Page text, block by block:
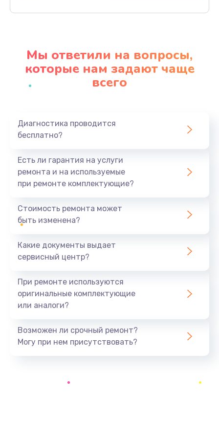
Заказать
Профилактическая чистка
Заказать
1440 руб.
Ремонт южного моста
Замена батарейки BIOS
Заказать
Мы ответили на вопросы,
которые нам задают чаще
всего
Диагностика проводится
бесплатно?
Есть ли гарантия на услуги
ремонта и на используемые
при ремонте комплектующие?
Стоимость ремонта может
быть изменена?
Какие документы выдает
сервисный центр?
При ремонте используются
оригинальные комплектующие
или аналоги?
Возможен ли срочный ремонт?
Могу при нем присутствовать?